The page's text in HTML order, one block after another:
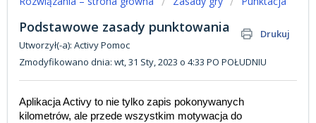
Podstawowe zasady punktowania
Drukuj
Utworzył(-a): Activy Pomoc
Zmodyfikowano dnia: wt, 31 Sty, 2023 o 4:33 PO POŁUDNIU
Aplikacja Activy to nie tylko zapis pokonywanych
kilometrów, ale przede wszystkim motywacja do